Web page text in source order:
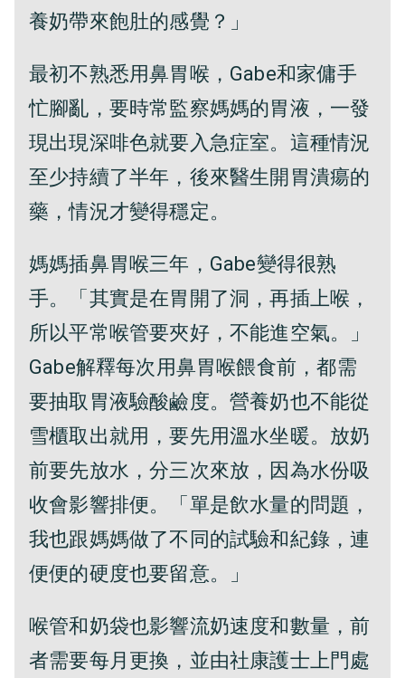
養奶帶來飽肚的感覺？」
最初不熟悉用鼻胃喉，Gabe和家傭手
忙腳亂，要時常監察媽媽的胃液，一發
現出現深啡色就要入急症室。這種情況
至少持續了半年，後來醫生開胃潰瘍的
藥，情況才變得穩定。
媽媽插鼻胃喉三年，Gabe變得很熟
手。「其實是在胃開了洞，再插上喉，
所以平常喉管要夾好，不能進空氣。」
Gabe解釋每次用鼻胃喉餵食前，都需
要抽取胃液驗酸鹼度。營養奶也不能從
雪櫃取出就用，要先用溫水坐暖。放奶
前要先放水，分三次來放，因為水份吸
收會影響排便。「單是飲水量的問題，
我也跟媽媽做了不同的試驗和紀錄，連
便便的硬度也要留意。」
喉管和奶袋也影響流奶速度和數量，前
者需要每月更換，並由社康護士上門處